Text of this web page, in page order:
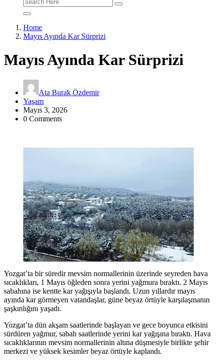
for:
Home
Mayıs Ayında Kar Sürprizi
Mayıs Ayında Kar Sürprizi
Ata Burak Özdemir
Yaşam
Mayıs 3, 2026
0 Comments
Yozgat’ta bir süredir mevsim normallerinin üzerinde seyreden hava
sıcaklıkları, 1 Mayıs öğleden sonra yerini yağmura bıraktı. 2 Mayıs
sabahına ise kentte kar yağışıyla başlandı. Uzun yıllardır mayıs
ayında kar görmeyen vatandaşlar, güne beyaz örtüyle karşılaşmanın
şaşkınlığını yaşadı.
Yozgat’ta dün akşam saatlerinde başlayan ve gece boyunca etkisini
sürdüren yağmur, sabah saatlerinde yerini kar yağışına bıraktı. Hava
sıcaklıklarının mevsim normallerinin altına düşmesiyle birlikte şehir
merkezi ve yüksek kesimler beyaz örtüyle kaplandı.